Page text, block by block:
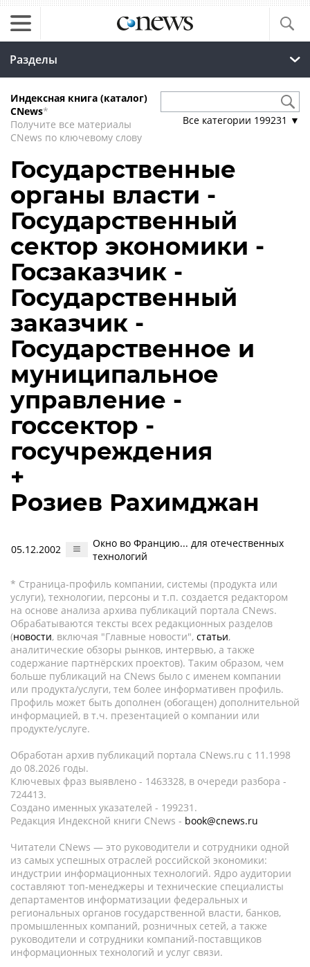
Разделы
Индексная книга (каталог)
CNews*
Получите все материалы
CNews по ключевому слову
Все категории 199231 ▼
Государственные
органы власти -
Государственный
сектор экономики -
Госзаказчик -
Государственный
заказчик -
Государственное и
муниципальное
управление -
госсектор -
госучреждения
+
Розиев Рахимджан
05.12.2002
Окно во Францию... для отечественных
технологий
* Страница-профиль компании, системы (продукта или
услуги), технологии, персоны и т.п. создается редактором
на основе анализа архива публикаций портала CNews.
Обрабатываются тексты всех редакционных разделов
(новости, включая "Главные новости", статьи,
аналитические обзоры рынков, интервью, а также
содержание партнёрских проектов). Таким образом, чем
больше публикаций на CNews было с именем компании
или продукта/услуги, тем более информативен профиль.
Профиль может быть дополнен (обогащен) дополнительной
информацией, в т.ч. презентацией о компании или
продукте/услуге.
Обработан архив публикаций портала CNews.ru c 11.1998
до 08.2026 годы.
Ключевых фраз выявлено - 1463328, в очереди разбора -
724413.
Создано именных указателей - 199231.
Редакция Индексной книги CNews - book@cnews.ru
Читатели CNews — это руководители и сотрудники одной
из самых успешных отраслей российской экономики:
индустрии информационных технологий. Ядро аудитории
составляют топ-менеджеры и технические специалисты
департаментов информатизации федеральных и
региональных органов государственной власти, банков,
промышленных компаний, розничных сетей, а также
руководители и сотрудники компаний-поставщиков
информационных технологий и услуг связи.